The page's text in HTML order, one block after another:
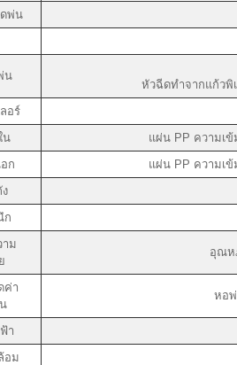
พ่น
น
หัวฉีดทำจากแก้วพิ
อร์
น
แผ่น PP ความเ
ก
แผ่น PP ความเ
ก
ม
อุณห
ค่า
หอ
า
อม